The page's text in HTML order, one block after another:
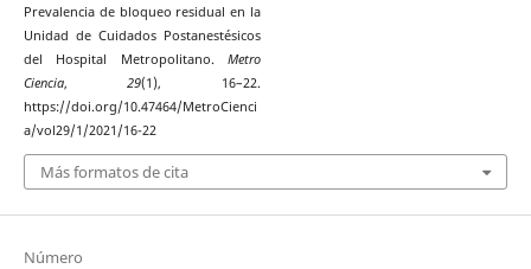
Prevalencia de bloqueo residual en la
Unidad de Cuidados Postanestésicos
del Hospital Metropolitano. Metro
Ciencia,29(1), 16–22.
https://doi.org/10.47464/MetroCienci
a/vol29/1/2021/16-22
Más formatos de cita
Número